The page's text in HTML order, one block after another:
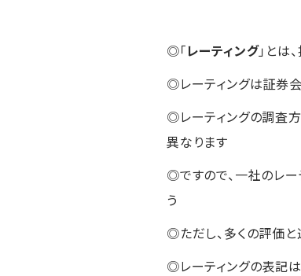
◎「レーティング」とは
◎レーティングは証券
◎レーティングの調査
異なります
◎ですので、一社のレ
う
◎ただし、多くの評価
◎レーティングの表記は